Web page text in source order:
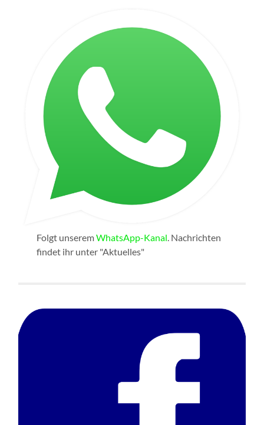
Folgt unseremWhatsApp-Kanal. Nachrichten
findet ihr unter "Aktuelles"